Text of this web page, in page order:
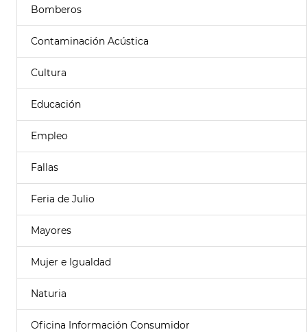
Bomberos
Contaminación Acústica
Cultura
Educación
Empleo
Fallas
Feria de Julio
Mayores
Mujer e Igualdad
Naturia
Oficina Información Consumidor